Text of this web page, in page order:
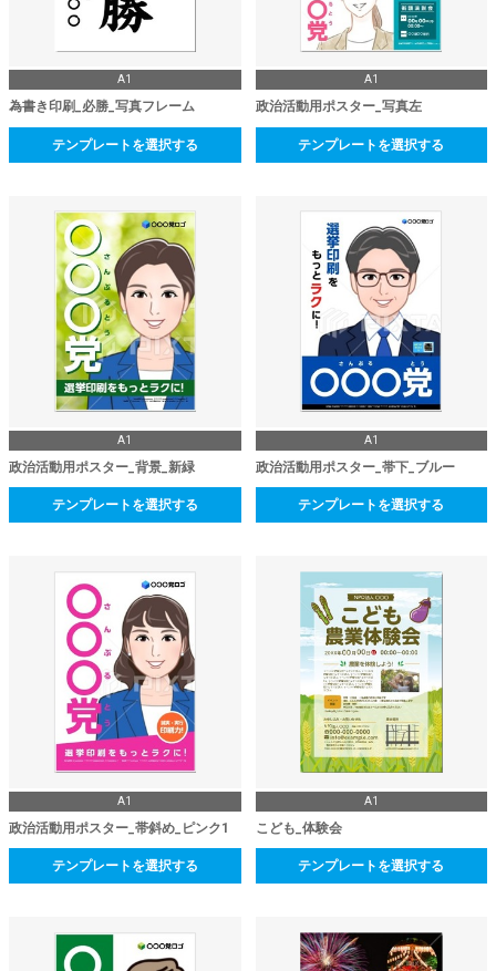
A1
為書き印刷_必勝_写真フレーム
テンプレートを選択する
A1
政治活動用ポスター_写真左
テンプレートを選択する
A1
政治活動用ポスター_背景_新緑
テンプレートを選択する
A1
政治活動用ポスター_帯下_ブルー
テンプレートを選択する
A1
政治活動用ポスター_帯斜め_ピンク1
テンプレートを選択する
A1
こども_体験会
テンプレートを選択する